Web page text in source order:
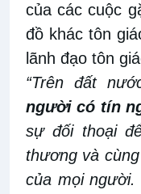
của các cuộc
đồ khác tôn
lãnh đạo tôn
“Trên đất
người có tín
sự đối thoại
thương và
của mọi